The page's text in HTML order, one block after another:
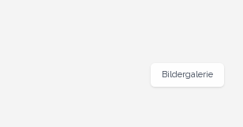
Bildergalerie